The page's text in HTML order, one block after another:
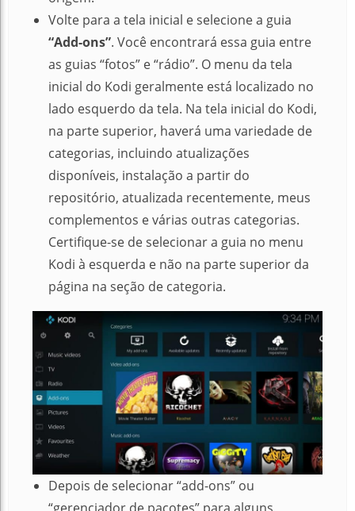
Volte para a tela inicial e selecione a guia
“Add-ons”. Você encontrará essa guia entre
as guias “fotos” e “rádio”. O menu da tela
inicial do Kodi geralmente está localizado no
lado esquerdo da tela. Na tela inicial do Kodi,
na parte superior, haverá uma variedade de
categorias, incluindo atualizações
disponíveis, instalação a partir do
repositório, atualizada recentemente, meus
complementos e várias outras categorias.
Certifique-se de selecionar a guia no menu
Kodi à esquerda e não na parte superior da
página na seção de categoria.
Depois de selecionar “add-ons” ou